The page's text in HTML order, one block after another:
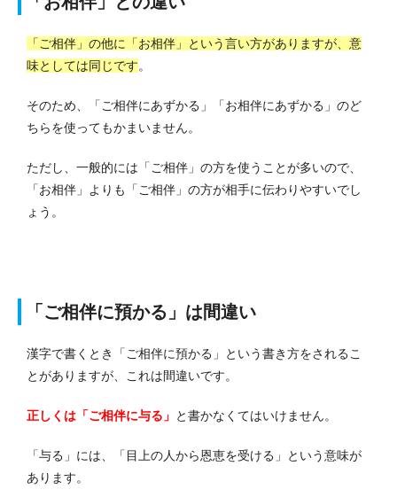
「ご相伴」の他に「お相伴」という言い方がありますが、意
味としては同じです。
そのため、「ご相伴にあずかる」「お相伴にあずかる」のど
ちらを使ってもかまいません。
ただし、一般的には「ご相伴」の方を使うことが多いので、
「お相伴」よりも「ご相伴」の方が相手に伝わりやすいでし
ょう。
「ご相伴に預かる」は間違い
漢字で書くとき「ご相伴に預かる」という書き方をされるこ
とがありますが、これは間違いです。
正しくは「ご相伴に与る」 と書かなくてはいけません。
「与る」には、「目上の人から恩恵を受ける」という意味が
あります。